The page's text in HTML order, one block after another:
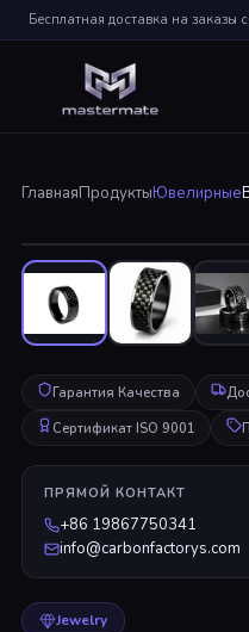
ГлавнаяПродуктыЮвелирные
Гарантия Качества
Сертификат ISO 9001
ПРЯМОЙ КОНТАКТ
+86 19867750341
info@carbonfactorys.com
Jewelry